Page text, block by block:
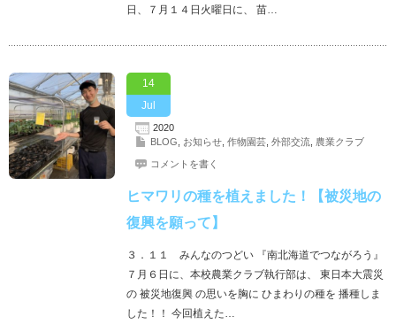
日、７月１４日火曜日に、 苗…
14
Jul
2020
BLOG
お知らせ, 作物園芸, 外部交流 農業クラブ
コメントを書く
ヒマワリの種を植えました！【被災地の
復興を願って】
３．１１ みんなのつどい 『南北海道でつながろう』
７月６日に、本校農業クラブ執行部は、 東日本大震災
の 被災地復興 の思いを胸に ひまわりの種を 播種しま
した！！ 今回植えた…